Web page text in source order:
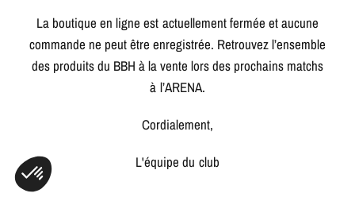
La boutique en ligne est actuellement fermée et aucune
commande ne peut être enregistrée. Retrouvez l’ensemble
des produits du BBH à la vente lors des prochains matchs
à l’ARENA.
Cordialement,
L'équipe du club